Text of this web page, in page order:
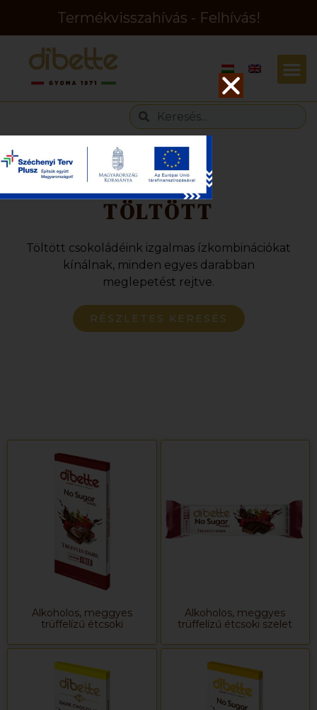
Termékvisszahívás - Felhívás!
Címke
TÖLTÖTT
Töltött csokoládéink izgalmas ízkombinációkat
kínálnak, minden egyes darabban
meglepetést rejtve.
RÉSZLETES KERESÉS
Alkoholos, meggyes
trüffelízű étcsoki
Alkoholos, meggyes
trüffelízű étcsoki szelet